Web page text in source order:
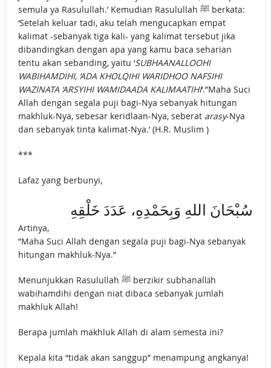
semula ya Rasulullah.’ Kemudian Rasulullah ﷺ berkata:
‘Setelah keluar tadi, aku telah mengucapkan empat
kalimat -sebanyak tiga kali- yang kalimat tersebut jika
dibandingkan dengan apa yang kamu baca seharian
tentu akan sebanding, yaitu ‘SUBHAANALLOOHI
WABIHAMDIHI, ‘ADA KHOLQIHI WARIDHOO NAFSIHI
WAZINATA ‘ARSYIHI WAMIDAADA KALIMAATIHI‘.”Maha Suci
Allah dengan segala puji bagi-Nya sebanyak hitungan
makhluk-Nya, sebesar keridlaan-Nya, seberat arasy-Nya
dan sebanyak tinta kalimat-Nya.’ (H.R. Muslim )
***
Lafaz yang berbunyi,
سُبْحَانَ اللهِ وَبِحَمْدِهِ، ‌عَدَدَ ‌خَلْقِهِ
Artinya,
”Maha Suci Allah dengan segala puji bagi-Nya sebanyak
hitungan makhluk-Nya.”
Menunjukkan Rasulullah ﷺ berzikir subhanallāh
wabihamdihi dengan niat dibaca sebanyak jumlah
makhluk Allah!
Berapa jumlah makhluk Allah di alam semesta ini?
Kepala kita “tidak akan sanggup” menampung angkanya!